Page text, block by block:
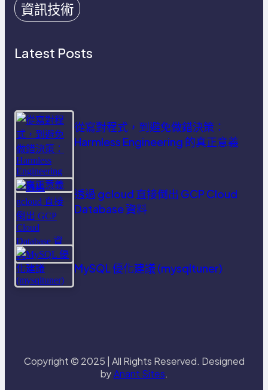
資訊技術
Latest Posts
從寫對程式，到避免做錯決策：
Harmless Engineering 的真正意義
透過 gcloud 直接倒出 GCP Cloud
Database 資料
MySQL 優化建議 (mysqltuner)
Copyright © 2025 | All Rights Reserved. Designed
byAnant Sites.